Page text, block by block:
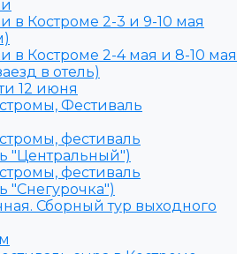
в Костроме 2-3 и 9-10 мая
в Костроме 2-4 мая и 8-10 мая
в отель)
12 июня
Фестиваль
фестиваль
"Центральный")
фестиваль
"Снегурочка")
Сборный тур выходного